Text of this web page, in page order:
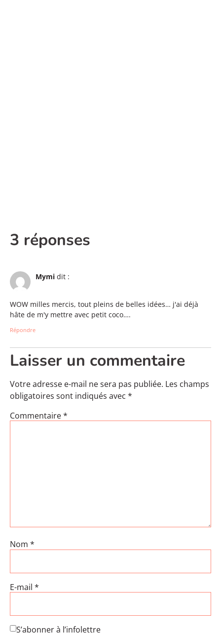
3 réponses
Mymi dit :
WOW milles mercis, tout pleins de belles idées… j'ai déjà
hâte de m'y mettre avec petit coco….
Répondre
Laisser un commentaire
Votre adresse e-mail ne sera pas publiée. Les champs
obligatoires sont indiqués avec *
Commentaire*
Nom *
E-mail *
S’abonner à l’infolettre